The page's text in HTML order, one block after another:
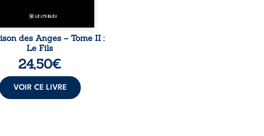
des Anges – Tome II :
Le Fils
24,50€
VOIR CE LIVRE